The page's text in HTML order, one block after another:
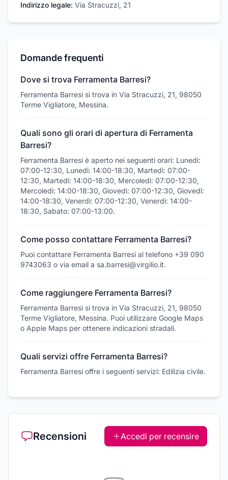
Indirizzo legale: Via Stracuzzi, 21
Domande frequenti
Dove si trova Ferramenta Barresi?
Ferramenta Barresi si trova in Via Stracuzzi, 21, 98050
Terme Vigliatore, Messina.
Quali sono gli orari di apertura di Ferramenta
Barresi?
Ferramenta Barresi è aperto nei seguenti orari: Lunedì:
07:00-12:30, Lunedì: 14:00-18:30, Martedì: 07:00-
12:30, Martedì: 14:00-18:30, Mercoledì: 07:00-12:30,
Mercoledì: 14:00-18:30, Giovedì: 07:00-12:30, Giovedì:
14:00-18:30, Venerdì: 07:00-12:30, Venerdì: 14:00-
18:30, Sabato: 07:00-13:00.
Come posso contattare Ferramenta Barresi?
Puoi contattare Ferramenta Barresi al telefono +39 090
9743063 o via email a sa.barresi@virgilio.it.
Come raggiungere Ferramenta Barresi?
Ferramenta Barresi si trova in Via Stracuzzi, 21, 98050
Terme Vigliatore, Messina. Puoi utilizzare Google Maps
o Apple Maps per ottenere indicazioni stradali.
Quali servizi offre Ferramenta Barresi?
Ferramenta Barresi offre i seguenti servizi: Edilizia civile.
Recensioni Accedi per recensire